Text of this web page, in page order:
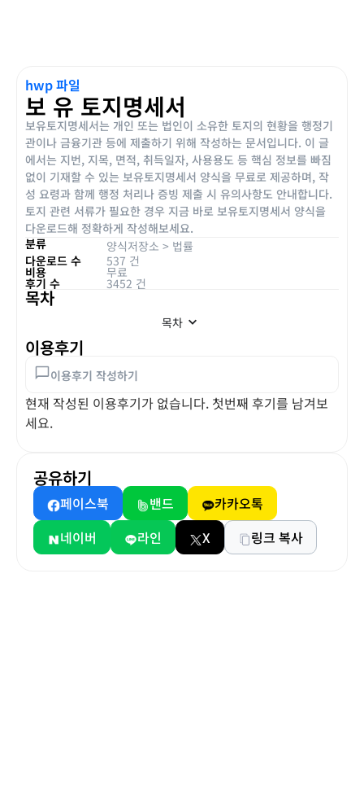
hwp 파일
보 유 토지명세서
보유토지명세서는 개인 또는 법인이 소유한 토지의 현황을 행정기
관이나 금융기관 등에 제출하기 위해 작성하는 문서입니다. 이 글
에서는 지번, 지목, 면적, 취득일자, 사용용도 등 핵심 정보를 빠짐
없이 기재할 수 있는 보유토지명세서 양식을 무료로 제공하며, 작
성 요령과 함께 행정 처리나 증빙 제출 시 유의사항도 안내합니다.
토지 관련 서류가 필요한 경우 지금 바로 보유토지명세서 양식을
다운로드해 정확하게 작성해보세요.
분류
양식저장소 > 법률
다운로드 수
537 건
비용 무료
후기 수 3452 건
목차
목차
이용후기
이용후기 작성하기
현재 작성된 이용후기가 없습니다. 첫번째 후기를 남겨보
세요.
공유하기
페이스북 밴드
카카오톡
네이버
라인 X 링크 복사